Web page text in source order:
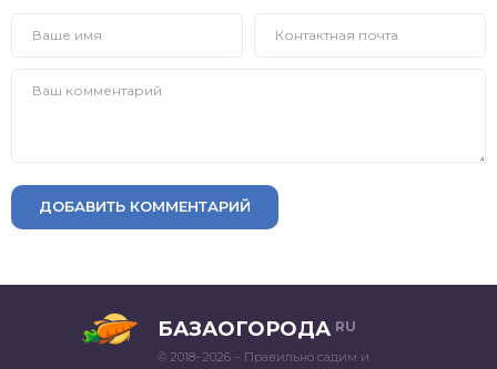
ДОБАВИТЬ КОММЕНТАРИЙ
БАЗАОГОРОДА RU
© 2018–2026 – Правильно садим и